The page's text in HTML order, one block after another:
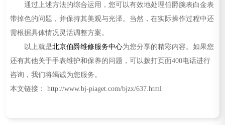
通过上述方法的综合运用，您可以有效地处理伯爵腕表白金表
带掉色的问题，并保持其美观与光泽。当然，在实际操作过程中还
需根据具体情况灵活调整方案。
以上就是北京伯爵维修服务中心为您分享的精彩内容。如果您
还有其他关于手表维护和保养的问题，可以拨打页面400电话进行
咨询，我们将竭诚为您服务。
本文链接： http://www.bj-piaget.com/bjzx/637.html